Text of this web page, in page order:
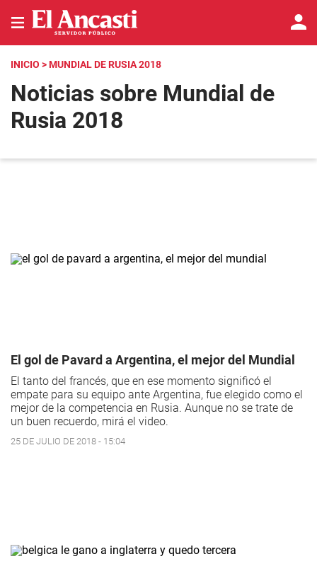
INICIO > MUNDIAL DE RUSIA 2018
Noticias sobre Mundial de
Rusia 2018
El gol de Pavard a Argentina, el mejor del Mundial
El tanto del francés, que en ese momento significó el
empate para su equipo ante Argentina, fue elegido como el
mejor de la competencia en Rusia. Aunque no se trate de
un buen recuerdo, mirá el video.
25 DE JULIO DE 2018 - 15:04